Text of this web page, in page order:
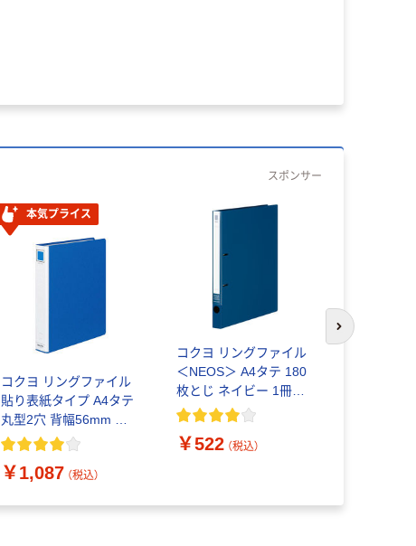
スポンサー
本気プライス
コクヨ リングファイル
貼り表紙タイプ A4タテ
丸型2穴 背幅56mm 青
フ-440NB
￥1,087 （税込）
コクヨ リングファイル
＜NEOS＞ A4タテ 180
枚とじ ネイビー 1冊
フ-420NDB
￥522 （税込）
次のスライド